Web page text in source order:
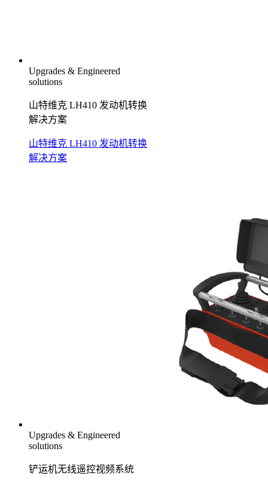
Upgrades & Engineered
solutions
山特维克 LH410 发动机转换
解决方案
山特维克 LH410 发动机转换
解决方案
Upgrades & Engineered
solutions
铲运机无线遥控视频系统